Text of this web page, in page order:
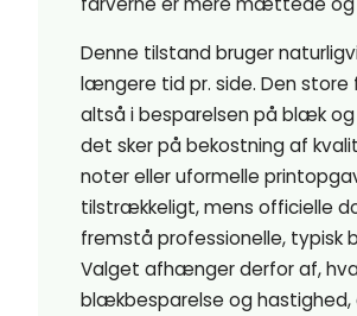
Denne tilstand bruger
længere tid pr. side. Den
altså i besparelsen på blæk
det sker på bekostning af
noter eller uformelle
tilstrækkeligt, mens officielle
fremstå professionelle, typisk
Valget afhænger derfor af,
blækbesparelse og